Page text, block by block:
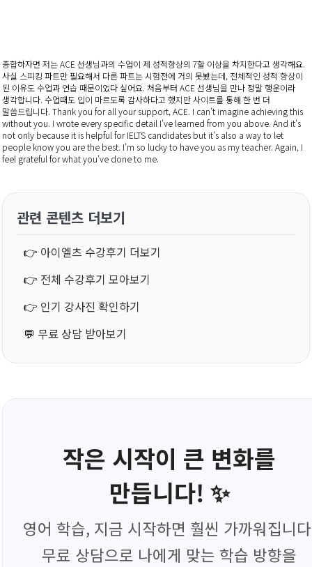
종합하자면 저는 ACE 선생님과의 수업이 제 성적향상의 7할 이상을 차지한다고 생각해요.
사실 스피킹 파트만 필요해서 다른 파트는 시험전에 거의 못봤는데, 전체적인 성적 향상이
된 이유도 수업과 연습 때문이었다 싶어요. 처음부터 ACE 선생님을 만나 정말 행운이라
생각합니다. 수업때도 입이 마르도록 감사하다고 했지만 사이트를 통해 한 번 더
말씀드립니다. Thank you for all your support, ACE. I can’t imagine achieving this
without you. I wrote every specific detail I’ve learned from you above. And it’s
not only because it is helpful for IELTS candidates but it’s also a way to let
people know you are the best. I’m so lucky to have you as my teacher. Again, I
feel grateful for what you’ve done to me.
관련 콘텐츠 더보기
👉 아이엘츠 수강후기 더보기
👉 전체 수강후기 모아보기
👉 인기 강사진 확인하기
💬 무료 상담 받아보기
작은 시작이 큰 변화를
만듭니다! ✨
영어 학습, 지금 시작하면 훨씬 가까워집니
무료 상담으로 나에게 맞는 학습 방향을